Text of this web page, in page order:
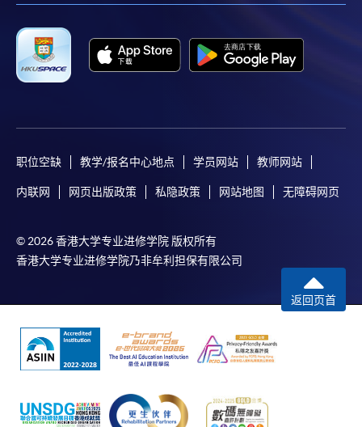
职位空缺 教学/报名中心地点 学员网站 教师网站
内联网 网页出版政策 私隐政策 网站地图 无障碍网页
© 2026 香港大学专业进修学院 版权所有
香港大学专业进修学院乃非牟利担保有限公司
返回页首